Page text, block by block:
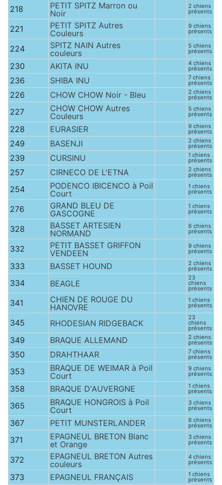
218
PETIT SPITZ Marron ou
Noir
2 chiens
présents
221
PETIT SPITZ Autres
Couleurs
9 chiens
présents
224
SPITZ NAIN Autres
couleurs
5 chiens
présents
230 AKITA INU 4 chiens
présents
236 SHIBA INU 7 chiens
présents
226 CHOW CHOW Noir - Bleu 2 chiens
présents
227
CHOW CHOW Autres
Couleurs
5 chiens
présents
228 EURASIER 9 chiens
présents
249 BASENJI 2 chiens
présents
239 CURSINU 1 chiens
présents
257 CIRNECO DE L'ETNA 2 chiens
présents
254
PODENCO IBICENCO à Poil
Court
1 chiens
présents
276
GRAND BLEU DE
GASCOGNE
1 chiens
présents
328
BASSET ARTESIEN
NORMAND
6 chiens
présents
332
PETIT BASSET GRIFFON
VENDEEN
9 chiens
présents
333 BASSET HOUND 2 chiens
présents
334 BEAGLE
23
chiens
présents
341
CHIEN DE ROUGE DU
HANOVRE
1 chiens
présents
345 RHODESIAN RIDGEBACK
23
chiens
présents
349 BRAQUE ALLEMAND 2 chiens
présents
350 DRAHTHAAR 7 chiens
présents
353
BRAQUE DE WEIMAR à Poil
Court
9 chiens
présents
358 BRAQUE D'AUVERGNE 1 chiens
présents
365
BRAQUE HONGROIS à Poil
Court
3 chiens
présents
367 PETIT MUNSTERLANDER 6 chiens
présents
371
EPAGNEUL BRETON Blanc
et Orange
3 chiens
présents
372
EPAGNEUL BRETON Autres
couleurs
4 chiens
présents
373 EPAGNEUL FRANÇAIS 1 chiens
présents